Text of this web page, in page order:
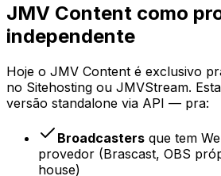
JMV Content como
independente
Hoje o JMV Content é exclusivo
no Sitehosting ou JMVStream.
versão standalone via API — pra:
Broadcasters que tem
provedor (Brascast, OBS
house)